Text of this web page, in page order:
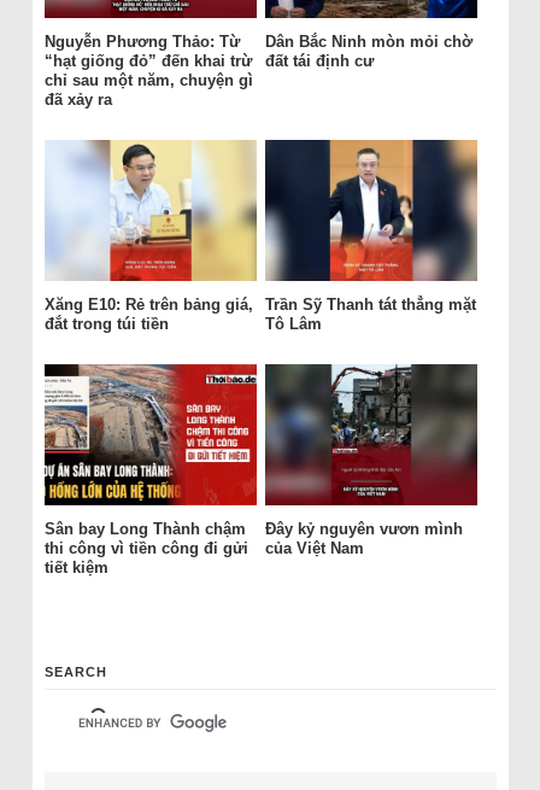
Nguyễn Phương Thảo: Từ
“hạt giống đỏ” đến khai trừ
chỉ sau một năm, chuyện gì
đã xảy ra
Dân Bắc Ninh mòn mỏi chờ
đất tái định cư
Xăng E10: Rẻ trên bảng giá,
đắt trong túi tiền
Trần Sỹ Thanh tát thẳng mặt
Tô Lâm
Sân bay Long Thành chậm
thi công vì tiền công đi gửi
tiết kiệm
Đây kỷ nguyên vươn mình
của Việt Nam
SEARCH